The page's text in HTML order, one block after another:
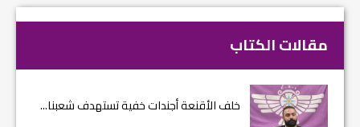
مقالات الكتاب
خلف الأقنعة أجندات خفية تستهدف شعبنا...